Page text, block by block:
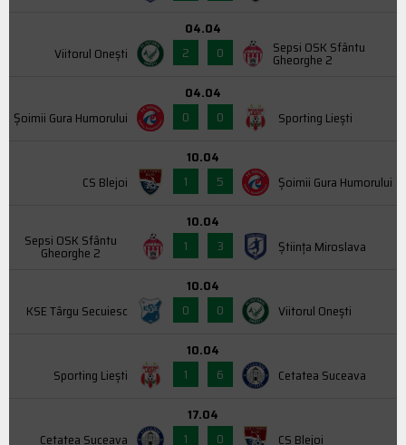
Viitorul Onești
04.04
2
0 Sepsi OSK Sfântu
Gheorghe 2
Şoimii Gura Humorului
04.04
0
0 Sporting Liești
CS Blejoi
10.04
1
5 Şoimii Gura Humorului
Sepsi OSK Sfântu
Gheorghe 2
10.04
1
3 Știința Miroslava
KSE Târgu Secuiesc
10.04
0
0 Viitorul Onești
Sporting Liești
10.04
1
6 Cetatea Suceava
Cetatea Suceava
17.04
1
0 CS Blejoi